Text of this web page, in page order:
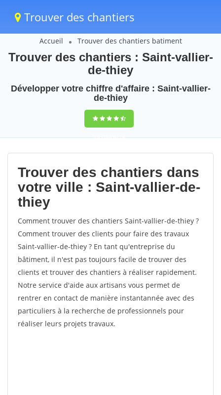
Trouver des chantiers
Accueil Trouver des chantiers batiment
Trouver des chantiers : Saint-vallier-
de-thiey
Développer votre chiffre d'affaire : Saint-vallier-
de-thiey
9,5(100%)76
votes
Trouver des chantiers dans
votre ville : Saint-vallier-de-
thiey
Comment trouver des chantiers Saint-vallier-de-thiey ?
Comment trouver des clients pour faire des travaux
Saint-vallier-de-thiey ? En tant qu'entreprise du
bâtiment, il n'est pas toujours facile de trouver des
clients et trouver des chantiers à réaliser rapidement.
Notre service d'aide aux artisans vous permet de
rentrer en contact de manière instantannée avec des
particuliers à la recherche de professionnels pour
réaliser leurs projets travaux.